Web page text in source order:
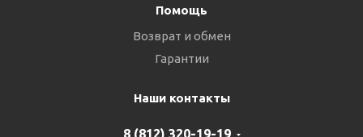
Помощь
Возврат и обмен
Гарантии
Наши контакты
8 (812) 320-19-19